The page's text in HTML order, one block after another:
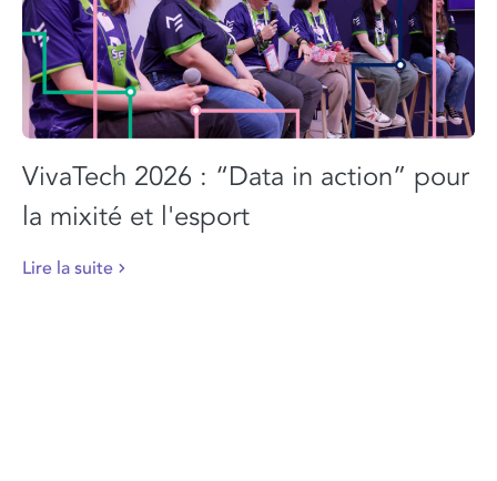
VivaTech 2026 : “Data in action” pour
la mixité et l'esport
Lire la suite